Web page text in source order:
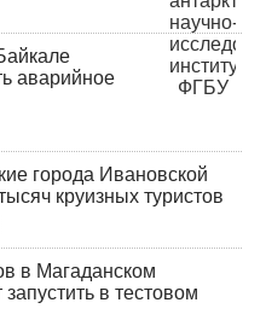
аварийное
города Ивановской
круизных туристов
в Магаданском
в тестовом